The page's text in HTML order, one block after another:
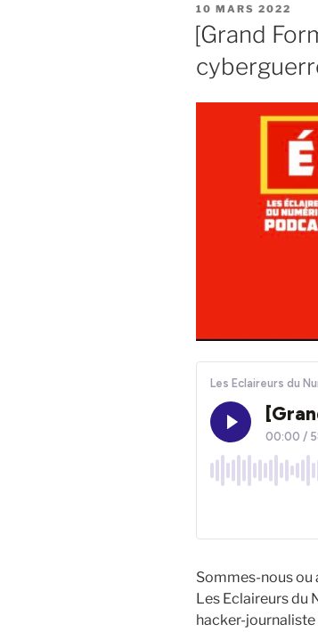
PUBLIÉ
LE
10 MARS 2022
[Grand
Sommes-nous ou
Les Eclaireurs du
hacker-